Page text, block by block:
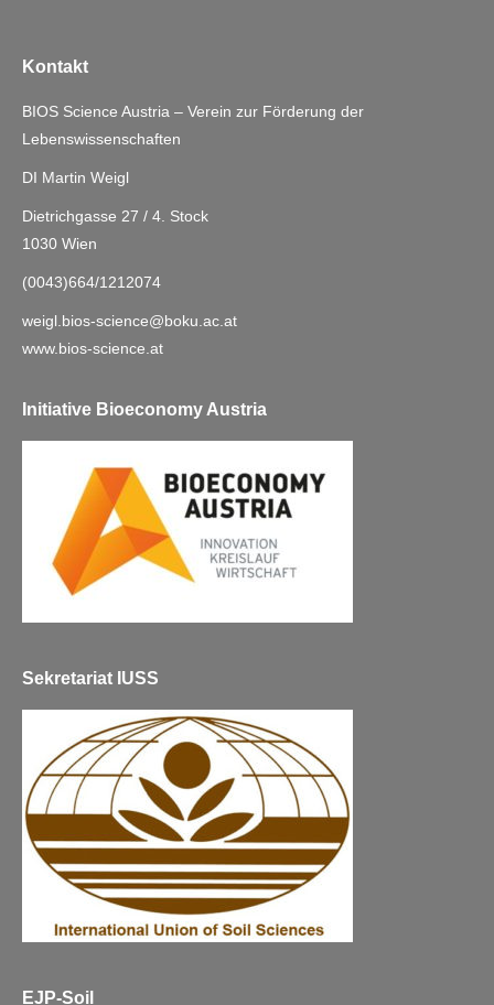
Kontakt
BIOS Science Austria – Verein zur Förderung der
Lebenswissenschaften
DI Martin Weigl
Dietrichgasse 27 / 4. Stock
1030 Wien
(0043)664/1212074
weigl.bios-science@boku.ac.at
www.bios-science.at
Initiative Bioeconomy Austria
Sekretariat IUSS
EJP-Soil